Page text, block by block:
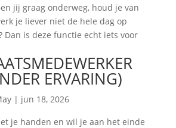
jij graag onderweg, houd je van
je liever niet de hele dag op
Dan is deze functie echt iets voor
ERVARING)
| jun 18, 2026
je handen en wil je aan het einde